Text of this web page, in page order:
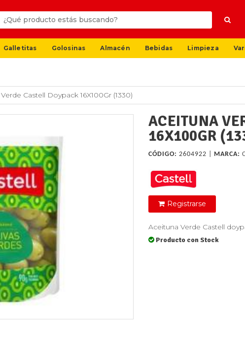
Galletitas Golosinas Almacén Bebidas Limpieza
Castell Doypack 16X100Gr (1330)
ACEITUNA
16X100GR
CÓDIGO: 2604922 | MARCA:
Registrarse
Aceituna Verde Castell
Producto con Stock